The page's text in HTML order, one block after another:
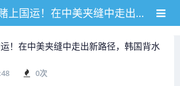
原创 李在明赌上国运！在中美夹缝中走出新路径，韩国背水一战突围封锁
！在中美夹缝中走出新路径，韩国背水
0次